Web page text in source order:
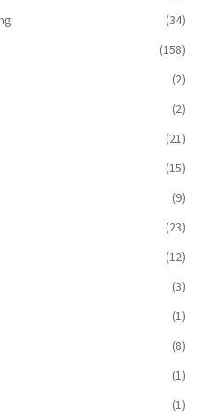
(34)
(158)
(2)
(2)
(21)
(15)
(9)
(23)
(12)
(3)
(1)
(8)
(1)
(1)